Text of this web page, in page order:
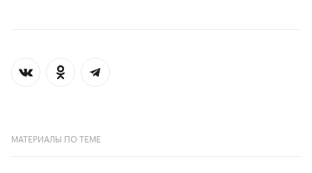
МАТЕРИАЛЫ ПО ТЕМЕ